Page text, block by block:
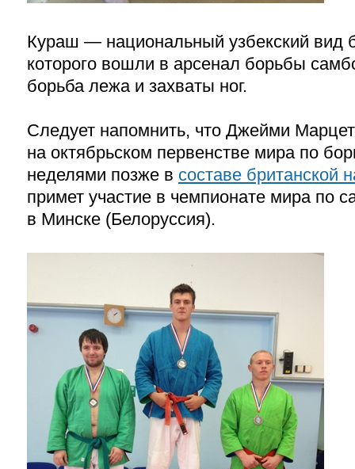
Кураш — национальный узбекский вид
которого вошли в арсенал борьбы
борьба лежа и захваты ног.
Следует напомнить, что Джейми
на октябрьском первенстве мира по
неделями позже в составе британской
примет участие в чемпионате мира по
в Минске (Белоруссия).